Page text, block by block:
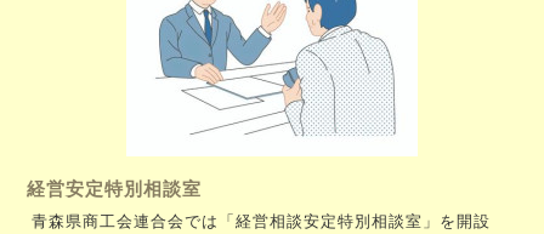
経営安定特別相談室
青森県商工会連合会では「経営相談安定特別相談室」を開設